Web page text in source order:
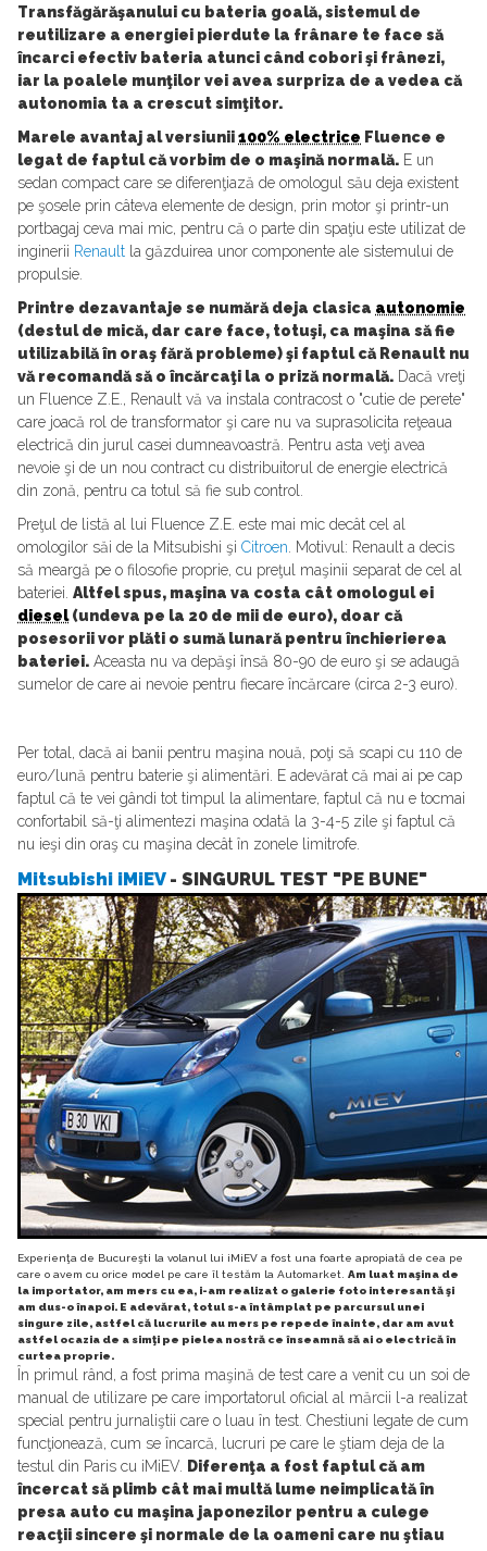
Transfăgărăşanului cu bateria goală, sistemul de
reutilizare a energiei pierdute la frânare te face să
încarci efectiv bateria atunci când cobori şi frânezi,
iar la poalele munţilor vei avea surpriza de a vedea că
autonomia ta a crescut simţitor.
Marele avantaj al versiunii100% electrice Fluence e
legat de faptul că vorbim de o maşină normală. E un
sedan compact care se diferenţiază de omologul său deja existent
pe şosele prin câteva elemente de design, prin motor şi printr-un
portbagaj ceva mai mic, pentru că o parte din spaţiu este utilizat de
inginerii Renault la găzduirea unor componente ale sistemului de
propulsie.
Printre dezavantaje se numără deja clasica autonomie
(destul de mică, dar care face, totuşi, ca maşina să fie
utilizabilă în oraş fără probleme) şi faptul că Renault nu
vă recomandă să o încărcaţi la o priză normală. Dacă vreţi
un Fluence Z.E., Renault vă va instala contracost o "cutie de perete"
care joacă rol de transformator şi care nu va suprasolicita reţeaua
electrică din jurul casei dumneavoastră. Pentru asta veţi avea
nevoie şi de un nou contract cu distribuitorul de energie electrică
din zonă, pentru ca totul să fie sub control.
Preţul de listă al lui Fluence Z.E. este mai mic decât cel al
omologilor săi de la Mitsubishi şi Citroen . Motivul: Renault a decis
să meargă pe o filosofie proprie, cu preţul maşinii separat de cel al
bateriei. Altfel spus, maşina va costa cât omologul ei
diesel(undeva pe la 20 de mii de euro), doar că
posesorii vor plăti o sumă lunară pentru închierierea
bateriei. Aceasta nu va depăşi însă 80-90 de euro şi se adaugă
sumelor de care ai nevoie pentru fiecare încărcare (circa 2-3 euro).
Per total, dacă ai banii pentru maşina nouă, poţi să scapi cu 110 de
euro/lună pentru baterie şi alimentări. E adevărat că mai ai pe cap
faptul că te vei gândi tot timpul la alimentare, faptul că nu e tocmai
confortabil să-ţi alimentezi maşina odată la 3-4-5 zile şi faptul că
nu ieşi din oraş cu maşina decât în zonele limitrofe.
Mitsubishi iMiEV- SINGURUL TEST "PE BUNE"
Experienţa de Bucureşti la volanul lui iMiEV a fost una foarte apropiată de cea pe
care o avem cu orice model pe care îl testăm la Automarket. Am luat maşina de
la importator, am mers cu ea, i-am realizat o galerie foto interesantă şi
am dus-o înapoi. E adevărat, totul s-a întâmplat pe parcursul unei
singure zile, astfel că lucrurile au mers pe repede înainte, dar am avut
astfel ocazia de a simţi pe pielea nostră ce înseamnă să ai o electrică în
curtea proprie.
În primul rând, a fost prima maşină de test care a venit cu un soi de
manual de utilizare pe care importatorul oficial al mărcii l-a realizat
special pentru jurnaliştii care o luau în test. Chestiuni legate de cum
funcţionează, cum se încarcă, lucruri pe care le ştiam deja de la
testul din Paris cu iMiEV.
Diferenţa a fost faptul că am
încercat să plimb cât mai multă lume neimplicată în
presa auto cu maşina japonezilor pentru a culege
reacţii sincere şi normale de la oameni care nu ştiau